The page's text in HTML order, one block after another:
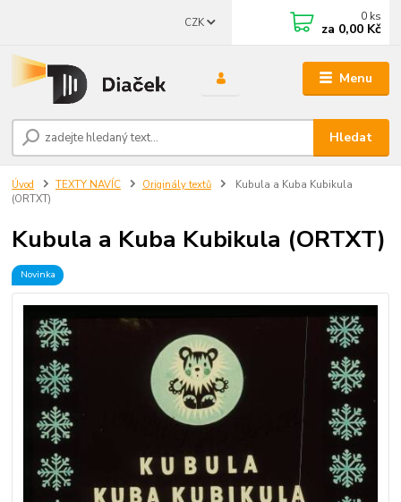
Menu
CZK
Hledat
0 ks
za 0,00 Kč
Úvod TEXTY NAVÍC Originály textů
Kubula a Kuba Kubikula
(ORTXT)
Kubula a Kuba Kubikula (ORTXT)
Novinka